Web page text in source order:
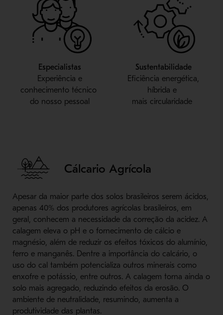
Especialistas
Experiência e
conhecimento técnico
do nosso pessoal
Sustentabilidade
Eficiência energética,
híbrida e
mais circularidade
Cálcario Agrícola
Apesar da maior parte dos solos brasileiros serem ácidos,
apenas 40% dos produtores agrícolas brasileiros, em
geral, conhecem a necessidade da correção da acidez. A
calagem eleva o pH e o fornecimento de cálcio e
magnésio, além de reduzir os efeitos tóxicos do alumínio,
ferro e manganês. Dentre a importância do calcário, o
uso do cal também potencializa outros minerais como
enxofre e potássio, entre outros. A calagem torna ainda o
solo mais agregado, reduzindo efeitos da erosão. O
ambiente de neutralidade, resumindo, aumenta a
produtividade das plantas.